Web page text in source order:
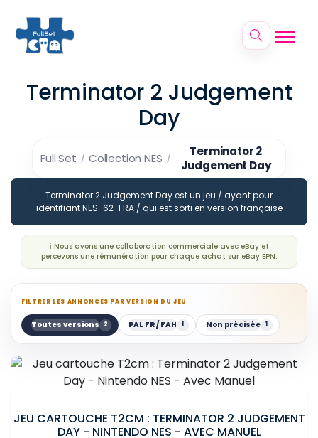
Terminator 2 Judgement
Day
Full Set Collection NES
Terminator 2
Judgement Day
Terminator 2 Judgement Day est un jeu / ayant pour
identifiant NES-62-FRA / qui est sorti en version française
ℹ️ Nous avons une collaboration commerciale avec eBay et
percevons une rémunération pour chaque achat sur eBay EPN.
FILTRER LES ANNONCES PAR VERSION DU JEU
Toutes versions 2 PAL FR / FAH 1 Non précisée 1
JEU CARTOUCHE T2CM : TERMINATOR 2 JUDGEMENT
DAY - NINTENDO NES - AVEC MANUEL